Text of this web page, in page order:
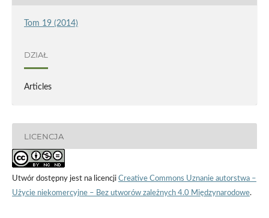
Tom 19 (2014)
DZIAŁ
Articles
LICENCJA
Utwór dostępny jest na licencji Creative Commons Uznanie autorstwa –
Użycie niekomercyjne – Bez utworów zależnych 4.0 Międzynarodowe.